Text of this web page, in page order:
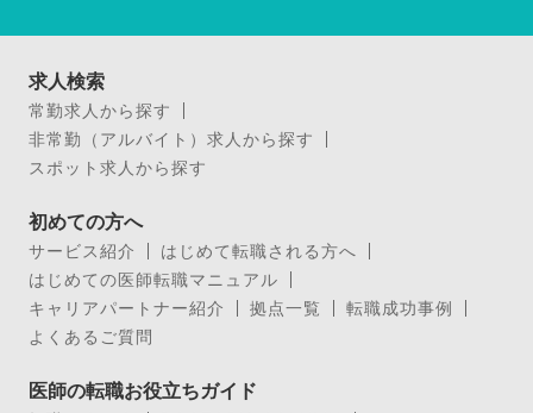
求人検索
常勤求人から探す
非常勤（アルバイト）求人から探す
スポット求人から探す
初めての方へ
サービス紹介
はじめて転職される方へ
はじめての医師転職マニュアル
キャリアパートナー紹介
拠点一覧
転職成功事例
よくあるご質問
医師の転職お役立ちガイド